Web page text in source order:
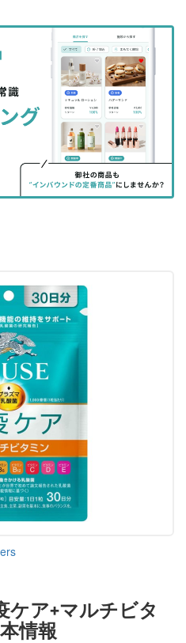
な
ッ
ク
マ
に
記
事
を
購
読
す
る
マ
ガ
登
録
す
る
ケア+マルチビタ
情報